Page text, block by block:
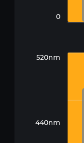
0
520nm
440nm